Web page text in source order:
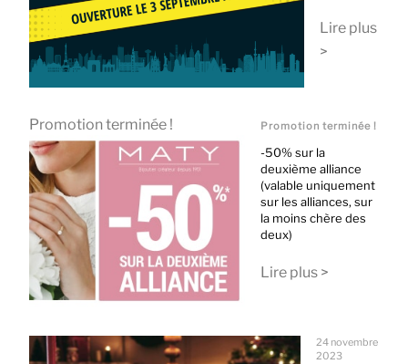
Lire plus
>
Promotion terminée ! Promotion terminée !
-50% sur la
deuxième alliance
(valable uniquement
sur les alliances, sur
la moins chère des
deux)
Lire plus >
24 novembre
2023